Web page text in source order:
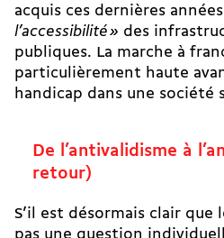
acquis ces dernières
l’accessibilité » des
publiques. La marche à
particulièrement haute
handicap dans une société
De l’antivalidisme à
retour)
S’il est désormais clair que
pas une question